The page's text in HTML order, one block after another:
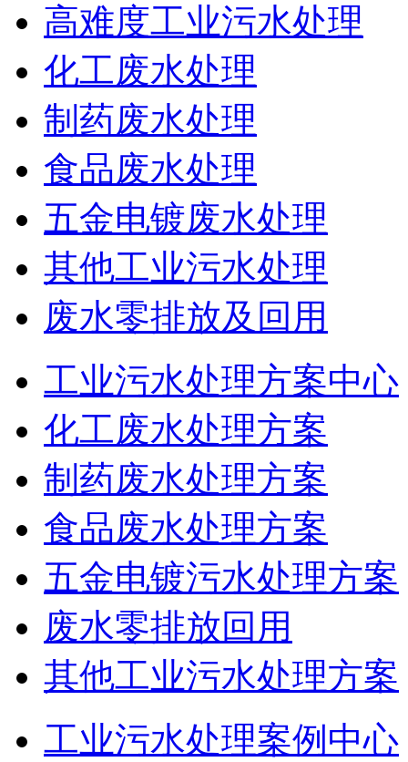
高难度工业污水处理
化工废水处理
制药废水处理
食品废水处理
五金电镀废水处理
其他工业污水处理
废水零排放及回用
工业污水处理方案中心
化工废水处理方案
制药废水处理方案
食品废水处理方案
五金电镀污水处理方案
废水零排放回用
其他工业污水处理方案
工业污水处理案例中心